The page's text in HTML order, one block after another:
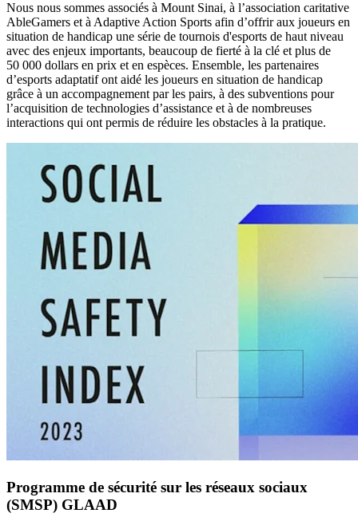
Nous nous sommes associés à Mount Sinai, à l’association caritative
AbleGamers et à Adaptive Action Sports afin d’offrir aux joueurs en
situation de handicap une série de tournois d'esports de haut niveau
avec des enjeux importants, beaucoup de fierté à la clé et plus de
50 000 dollars en prix et en espèces. Ensemble, les partenaires
d’esports adaptatif ont aidé les joueurs en situation de handicap
grâce à un accompagnement par les pairs, à des subventions pour
l’acquisition de technologies d’assistance et à de nombreuses
interactions qui ont permis de réduire les obstacles à la pratique.
Programme de sécurité sur les réseaux sociaux
(SMSP) GLAAD